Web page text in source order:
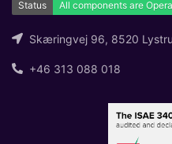
Skæringvej 96, 8520
+46 313 088 018